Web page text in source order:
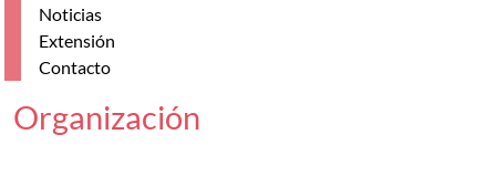
Noticias
Extensión
Contacto
Organización